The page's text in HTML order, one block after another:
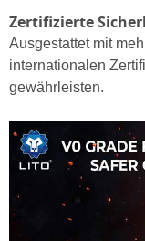
Zertifizierte
Ausgestattet mit
internationalen
gewährleisten.